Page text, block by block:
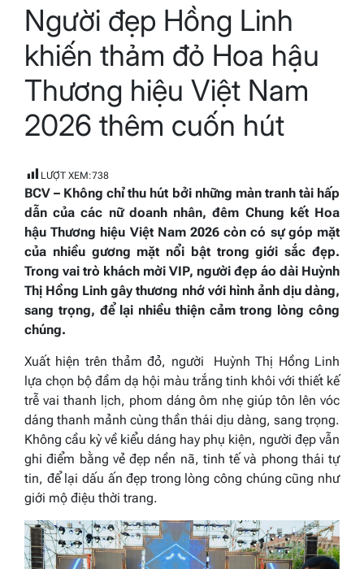
read
time
Người đẹp Hồng Linh
khiến thảm đỏ Hoa hậu
Thương hiệu Việt Nam
2026 thêm cuốn hút
LƯỢT XEM:738
BCV – Không chỉ thu hút bởi những màn tranh tài hấp
dẫn của các nữ doanh nhân, đêm Chung kết Hoa
hậu Thương hiệu Việt Nam 2026 còn có sự góp mặt
của nhiều gương mặt nổi bật trong giới sắc đẹp.
Trong vai trò khách mời VIP, người đẹp áo dài Huỳnh
Thị Hồng Linh gây thương nhớ với hình ảnh dịu dàng,
sang trọng, để lại nhiều thiện cảm trong lòng công
chúng.
Xuất hiện trên thảm đỏ, người Huỳnh Thị Hồng Linh
lựa chọn bộ đầm dạ hội màu trắng tinh khôi với thiết kế
trễ vai thanh lịch, phom dáng ôm nhẹ giúp tôn lên vóc
dáng thanh mảnh cùng thần thái dịu dàng, sang trọng.
Không cầu kỳ về kiểu dáng hay phụ kiện, người đẹp vẫn
ghi điểm bằng vẻ đẹp nền nã, tinh tế và phong thái tự
tin, để lại dấu ấn đẹp trong lòng công chúng cũng như
giới mộ điệu thời trang.